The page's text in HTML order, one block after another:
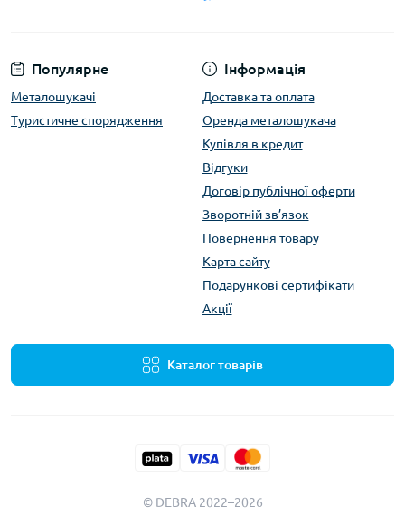
Популярне
Металошукачі
Туристичне спорядження
Інформація
Доставка та оплата
Оренда металошукача
Купівля в кредит
Відгуки
Договір публічної оферти
Зворотній зв’язок
Повернення товару
Карта сайту
Подарункові сертифікати
Акції
Каталог товарів
© DEBRA 2022–2026